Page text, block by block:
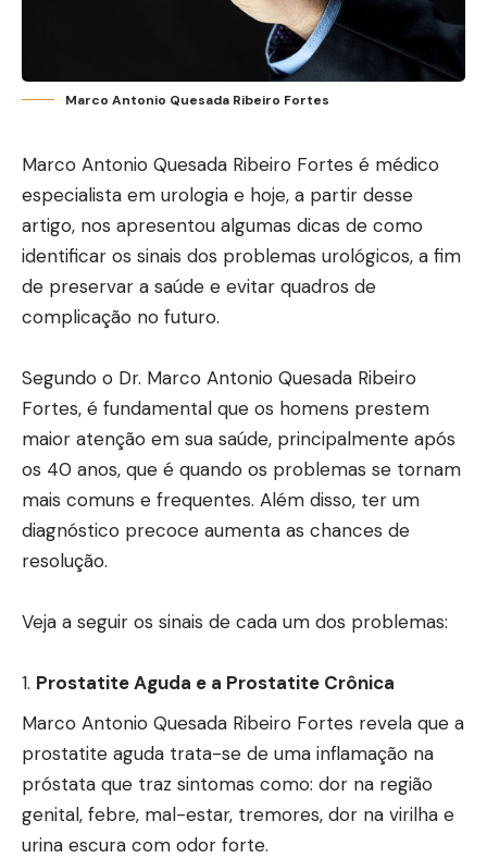
Marco Antonio Quesada Ribeiro Fortes
Marco Antonio Quesada Ribeiro Fortes é médico
especialista em urologia e hoje, a partir desse
artigo, nos apresentou algumas dicas de como
identificar os sinais dos problemas urológicos, a fim
de preservar a saúde e evitar quadros de
complicação no futuro.
Segundo o Dr. Marco Antonio Quesada Ribeiro
Fortes, é fundamental que os homens prestem
maior atenção em sua saúde, principalmente após
os 40 anos, que é quando os problemas se tornam
mais comuns e frequentes. Além disso, ter um
diagnóstico precoce aumenta as chances de
resolução.
Veja a seguir os sinais de cada um dos problemas:
Prostatite Aguda e a Prostatite Crônica
Marco Antonio Quesada Ribeiro Fortes revela que a
prostatite aguda trata-se de uma inflamação na
próstata que traz sintomas como: dor na região
genital, febre, mal-estar, tremores, dor na virilha e
urina escura com odor forte.